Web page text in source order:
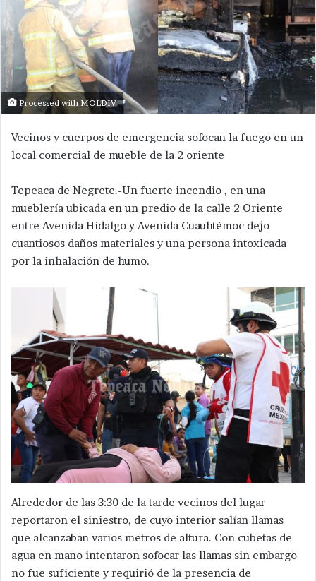
Processed with MOLDIV
Vecinos y cuerpos de emergencia sofocan la fuego en un
local comercial de mueble de la 2 oriente
Tepeaca de Negrete.-Un fuerte incendio , en una
mueblería ubicada en un predio de la calle 2 Oriente
entre Avenida Hidalgo y Avenida Cuauhtémoc dejo
cuantiosos daños materiales y una persona intoxicada
por la inhalación de humo.
Alrededor de las 3:30 de la tarde vecinos del lugar
reportaron el siniestro, de cuyo interior salían llamas
que alcanzaban varios metros de altura. Con cubetas de
agua en mano intentaron sofocar las llamas sin embargo
no fue suficiente y requirió de la presencia de